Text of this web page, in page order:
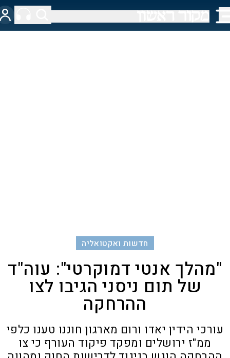
חדשות ואקטואליה
"מהלך אנטי דמוקרטי": עוה"ד
של תום ניסני הגיבו לצו
ההרחקה
עורכי הידין יאדו ורום מארגון חוננו טענו כלפי
ממ"ז ירושלים ומפקד פיקוד העורף כי צו